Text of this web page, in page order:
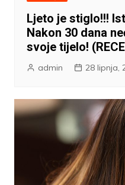
Ljeto je stiglo!!!
Nakon 30 dana
svoje tijelo!
admin 28 lipnja,